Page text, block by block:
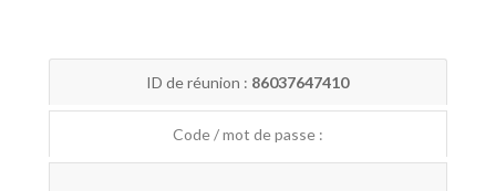
ID de réunion : 86037647410
Code / mot de passe :